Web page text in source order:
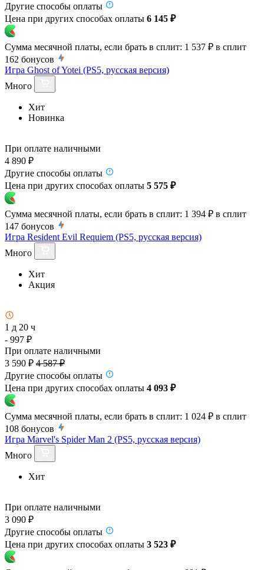
Другие способы оплаты
Цена при других способах оплаты 6 145 ₽
Сумма месячной платы, если брать в сплит: 1 537 ₽ в сплит
162 бонусов
Игра Ghost of Yotei (PS5, русская версия)
Много
Хит
Новинка
При оплате наличными
4 890 ₽
Другие способы оплаты
Цена при других способах оплаты 5 575 ₽
Сумма месячной платы, если брать в сплит: 1 394 ₽ в сплит
147 бонусов
Игра Resident Evil Requiem (PS5, русская версия)
Много
Хит
Акция
1 д 20 ч
- 997 ₽
При оплате наличными
3 590 ₽ 4 587 ₽
Другие способы оплаты
Цена при других способах оплаты 4 093 ₽
Сумма месячной платы, если брать в сплит: 1 024 ₽ в сплит
108 бонусов
Игра Marvel's Spider Man 2 (PS5, русская версия)
Много
Хит
При оплате наличными
3 090 ₽
Другие способы оплаты
Цена при других способах оплаты 3 523 ₽